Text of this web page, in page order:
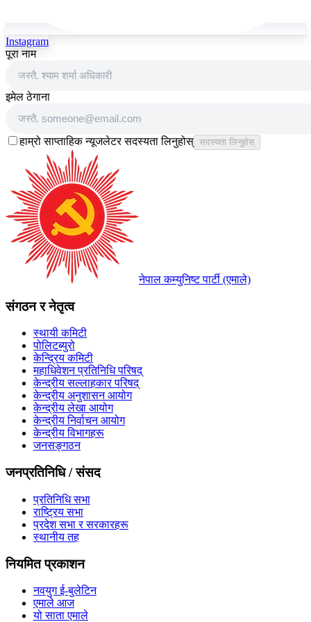
Instagram
पूरा नाम
इमेल ठेगाना
हाम्रो साप्ताहिक न्यूजलेटर सदस्यता लिनुहोस् सदस्यता लिनुहोस्
नेपाल कम्युनिष्ट पार्टी (एमाले)
संगठन र नेतृत्व
स्थायी कमिटी
पोलिटब्युरो
केन्द्रिय कमिटी
महाधिवेशन प्रतिनिधि परिषद्
केन्द्रीय सल्लाहकार परिषद्
केन्द्रीय अनुशासन आयोग
केन्द्रीय लेखा आयोग
केन्द्रीय निर्वाचन आयोग
केन्द्रीय विभागहरू
जनसङ्गठन
जनप्रतिनिधि / संसद
प्रतिनिधि सभा
राष्ट्रिय सभा
प्रदेश सभा र सरकारहरू
स्थानीय तह
नियमित प्रकाशन
नवयुग ई-बुलेटिन
एमाले आज
यो साता एमाले